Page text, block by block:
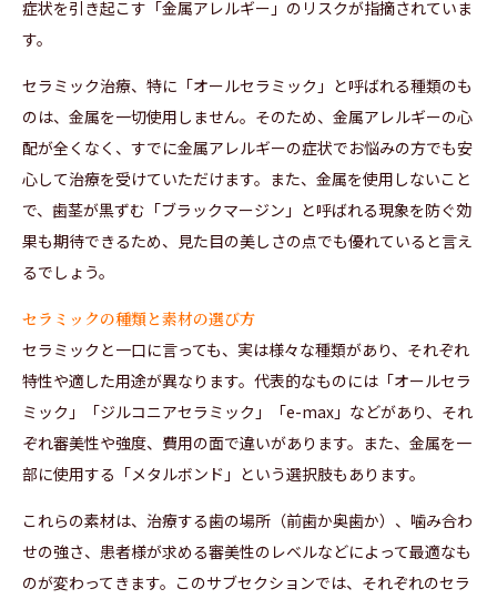
症状を引き起こす「金属アレルギー」のリスクが指摘されていま
す。
セラミック治療、特に「オールセラミック」と呼ばれる種類のも
のは、金属を一切使用しません。そのため、金属アレルギーの心
配が全くなく、すでに金属アレルギーの症状でお悩みの方でも安
心して治療を受けていただけます。また、金属を使用しないこと
で、歯茎が黒ずむ「ブラックマージン」と呼ばれる現象を防ぐ効
果も期待できるため、見た目の美しさの点でも優れていると言え
るでしょう。
セラミックの種類と素材の選び方
セラミックと一口に言っても、実は様々な種類があり、それぞれ
特性や適した用途が異なります。代表的なものには「オールセラ
ミック」「ジルコニアセラミック」「e-max」などがあり、それ
ぞれ審美性や強度、費用の面で違いがあります。また、金属を一
部に使用する「メタルボンド」という選択肢もあります。
これらの素材は、治療する歯の場所（前歯か奥歯か）、噛み合わ
せの強さ、患者様が求める審美性のレベルなどによって最適なも
のが変わってきます。このサブセクションでは、それぞれのセラ